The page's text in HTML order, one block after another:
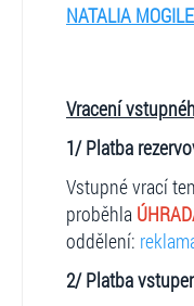
NATALIA
Vracení
1/ Platba
Vstupné vrací
proběhla
oddělení:
2/ Platba